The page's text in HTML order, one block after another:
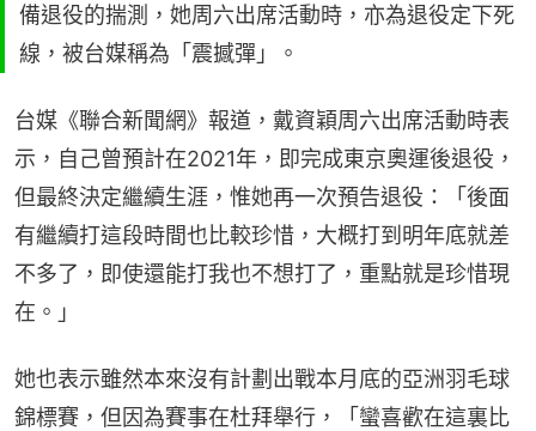
備退役的揣測，她周六出席活動時，亦為退役定下死
線，被台媒稱為「震撼彈」。
台媒《聯合新聞網》報道，戴資穎周六出席活動時表
示，自己曾預計在2021年，即完成東京奧運後退役，
但最終決定繼續生涯，惟她再一次預告退役：「後面
有繼續打這段時間也比較珍惜，大概打到明年底就差
不多了，即使還能打我也不想打了，重點就是珍惜現
在。」
她也表示雖然本來沒有計劃出戰本月底的亞洲羽毛球
錦標賽，但因為賽事在杜拜舉行，「蠻喜歡在這裏比